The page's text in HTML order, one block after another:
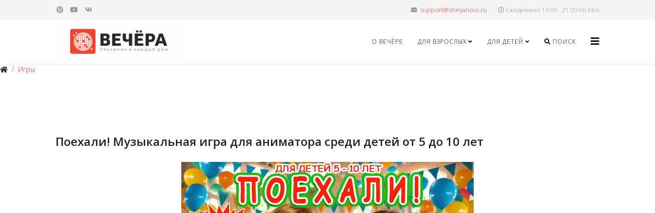
Ежедневно 10:00 - 21:00 по Мск
О ВЕЧЁРЕ ДЛЯ ВЗРОСЛЫХ ДЛЯ ДЕТЕЙ ПОИСК
Игры
Поехали! Музыкальная игра для аниматора среди детей от 5 до 10 лет